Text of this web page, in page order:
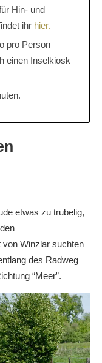
Hin- und
ihr hier.
pro Person
einen Inselkiosk
etwas zu trubelig,
Winzlar suchten
des Radweg
“Meer”.